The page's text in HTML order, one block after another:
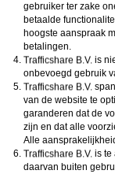
gebruiker ter zake
betaalde
hoogste aanspraak
betalingen.
is
onbevoegd gebruik
van de website te
garanderen dat de
zijn en dat alle
Alle
is te
daarvan buiten